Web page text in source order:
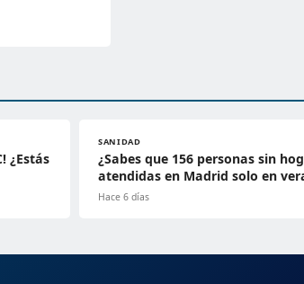
¿Estás
SANIDAD
¿Sabes que 156 personas sin
atendidas en Madrid solo en
Hace 6 días